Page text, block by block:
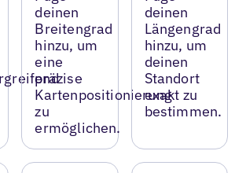
deinen
Breitengrad
hinzu, um
eine
präzise
Kartenpositionierung
zu
ermöglichen.
deinen
Längengrad
hinzu, um
deinen
Standort
exakt zu
bestimmen.